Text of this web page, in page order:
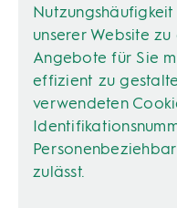
unserer Website
Angebote für Sie
effizient zu
verwendeten
zulässt.